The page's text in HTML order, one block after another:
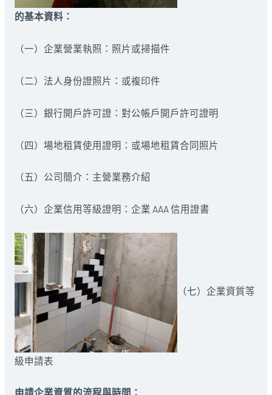
的基本資料：
（一）企業營業執照：照片或掃描件
（二）法人身份證照片：或複印件
（三）銀行開戶許可證：對公帳戶開戶許可證明
（四）場地租賃使用證明：或場地租賃合同照片
（五）公司簡介：主營業務介紹
（六）企業信用等級證明：企業 AAA 信用證書
（七）企業資質等
級申請表
申請企業資質的流程與時間：